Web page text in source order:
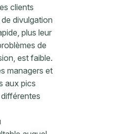
clients
divulgation
plus leur
de
est faible.
managers et
aux pics